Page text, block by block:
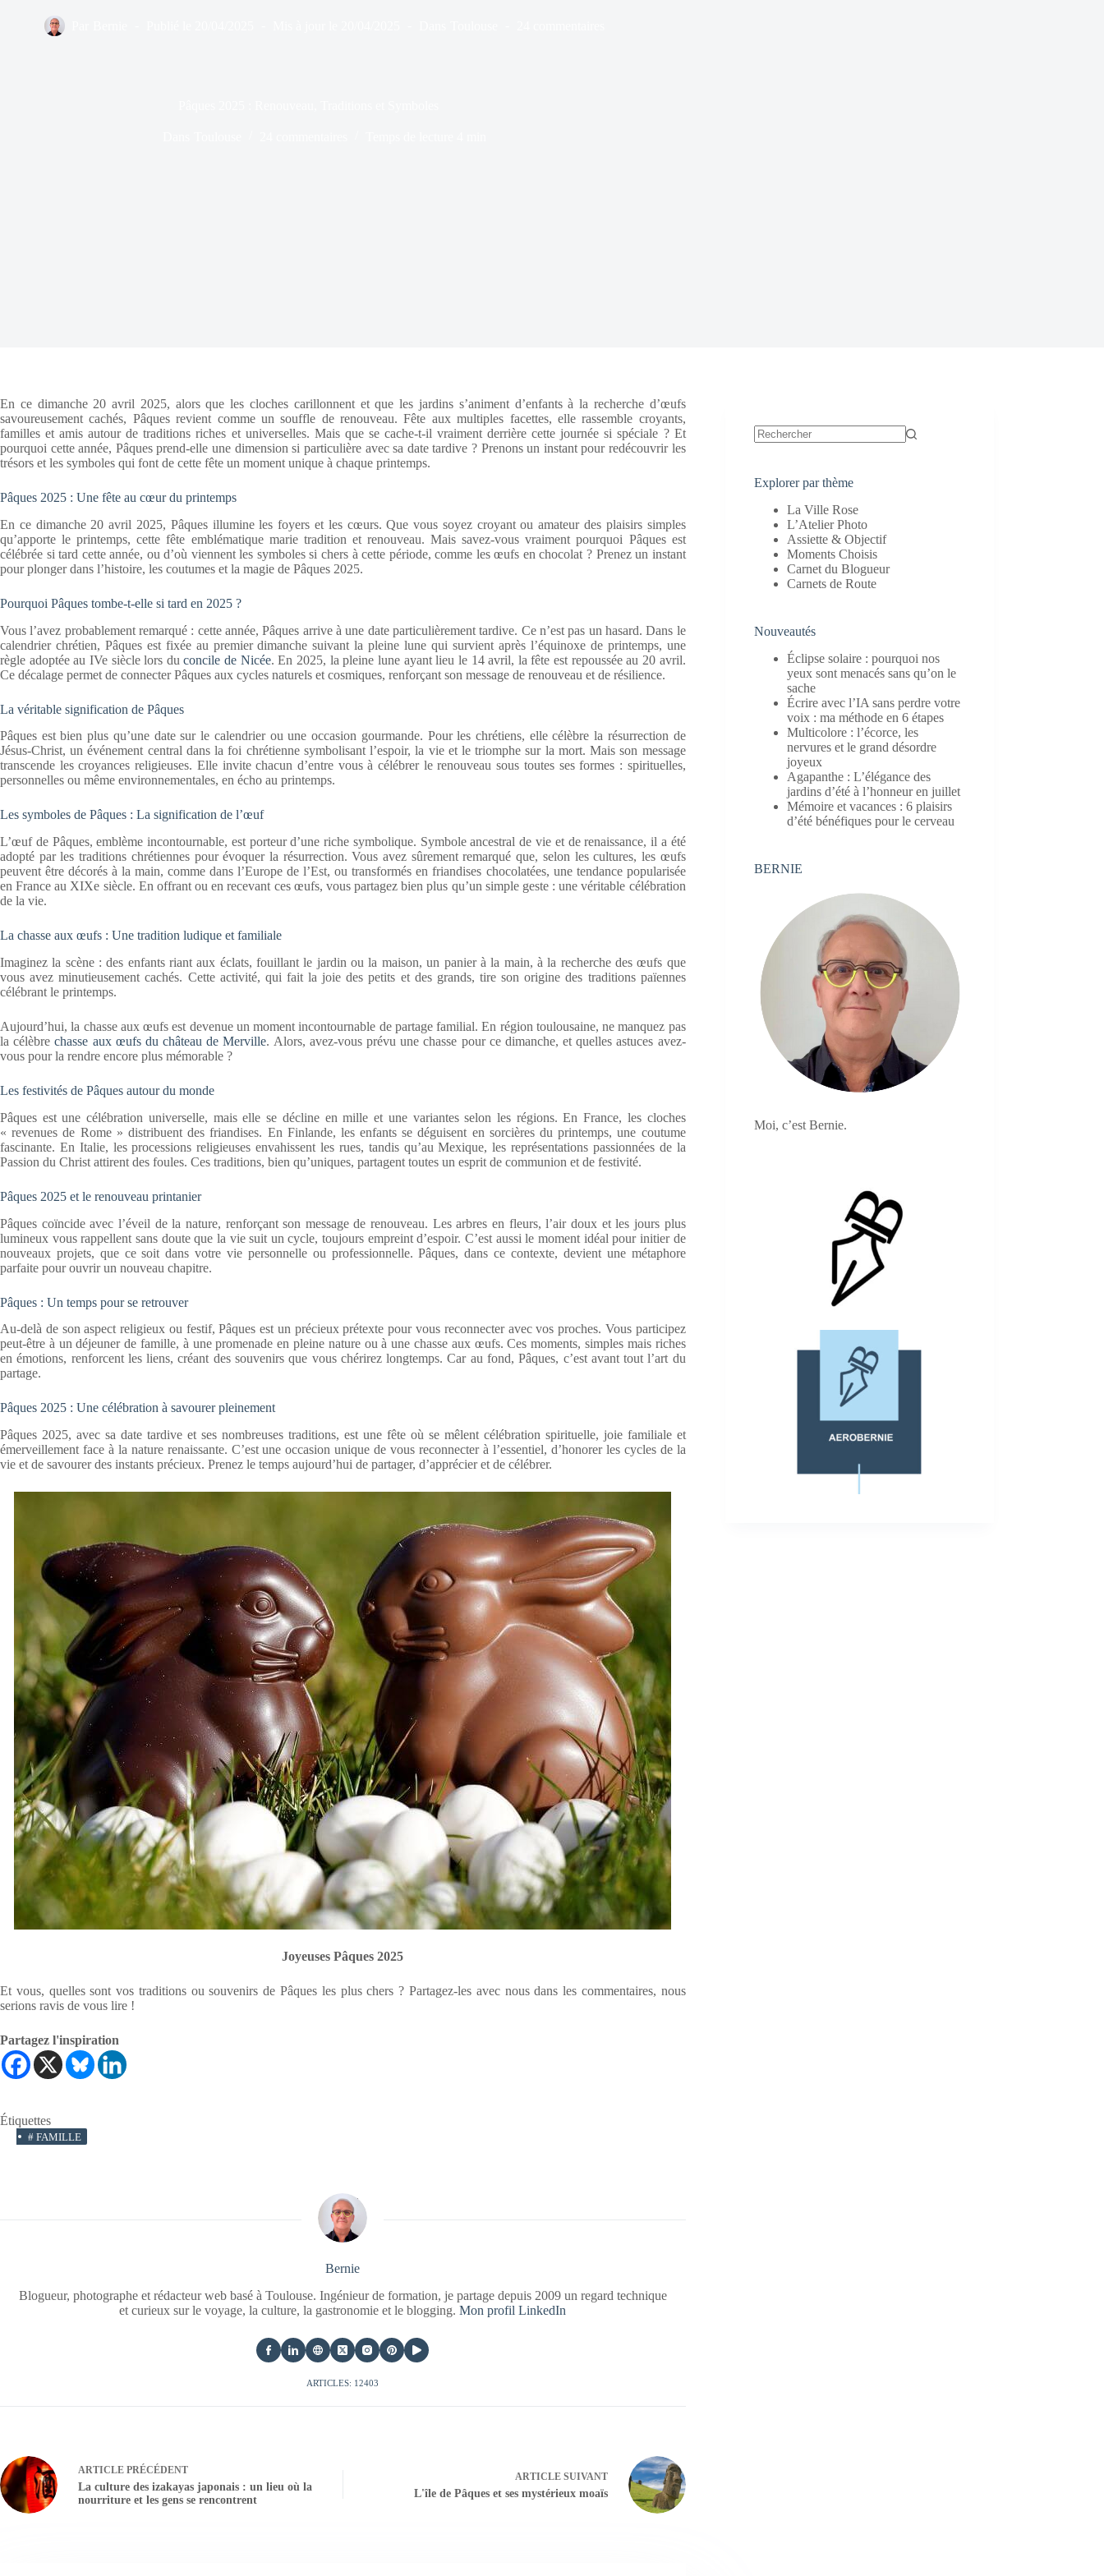
En ce dimanche 20 avril 2025, alors que les cloches carillonnent et que les jardins s’animent d’enfants à la recherche d’œufs
savoureusement cachés, Pâques revient comme un souffle de renouveau. Fête aux multiples facettes, elle rassemble croyants,
familles et amis autour de traditions riches et universelles. Mais que se cache-t-il vraiment derrière cette journée si spéciale ? Et
pourquoi cette année, Pâques prend-elle une dimension si particulière avec sa date tardive ? Prenons un instant pour redécouvrir les
trésors et les symboles qui font de cette fête un moment unique à chaque printemps.
Pâques 2025 : Une fête au cœur du printemps
En ce dimanche 20 avril 2025, Pâques illumine les foyers et les cœurs. Que vous soyez croyant ou amateur des plaisirs simples
qu’apporte le printemps, cette fête emblématique marie tradition et renouveau. Mais savez-vous vraiment pourquoi Pâques est
célébrée si tard cette année, ou d’où viennent les symboles si chers à cette période, comme les œufs en chocolat ? Prenez un instant
pour plonger dans l’histoire, les coutumes et la magie de Pâques 2025.
Pourquoi Pâques tombe-t-elle si tard en 2025 ?
Vous l’avez probablement remarqué : cette année, Pâques arrive à une date particulièrement tardive. Ce n’est pas un hasard. Dans le
calendrier chrétien, Pâques est fixée au premier dimanche suivant la pleine lune qui survient après l’équinoxe de printemps, une
règle adoptée au IVe siècle lors duconcile de Nicée. En 2025, la pleine lune ayant lieu le 14 avril, la fête est repoussée au 20 avril.
Ce décalage permet de connecter Pâques aux cycles naturels et cosmiques, renforçant son message de renouveau et de résilience.
La véritable signification de Pâques
Pâques est bien plus qu’une date sur le calendrier ou une occasion gourmande. Pour les chrétiens, elle célèbre la résurrection de
Jésus-Christ, un événement central dans la foi chrétienne symbolisant l’espoir, la vie et le triomphe sur la mort. Mais son message
transcende les croyances religieuses. Elle invite chacun d’entre vous à célébrer le renouveau sous toutes ses formes : spirituelles,
personnelles ou même environnementales, en écho au printemps.
Les symboles de Pâques : La signification de l’œuf
L’œuf de Pâques, emblème incontournable, est porteur d’une riche symbolique. Symbole ancestral de vie et de renaissance, il a été
adopté par les traditions chrétiennes pour évoquer la résurrection. Vous avez sûrement remarqué que, selon les cultures, les œufs
peuvent être décorés à la main, comme dans l’Europe de l’Est, ou transformés en friandises chocolatées, une tendance popularisée
en France au XIXe siècle. En offrant ou en recevant ces œufs, vous partagez bien plus qu’un simple geste : une véritable célébration
de la vie.
La chasse aux œufs : Une tradition ludique et familiale
Imaginez la scène : des enfants riant aux éclats, fouillant le jardin ou la maison, un panier à la main, à la recherche des œufs que
vous avez minutieusement cachés. Cette activité, qui fait la joie des petits et des grands, tire son origine des traditions païennes
célébrant le printemps.
Aujourd’hui, la chasse aux œufs est devenue un moment incontournable de partage familial. En région toulousaine, ne manquez pas
la célèbrechasse aux œufs du château de Merville. Alors, avez-vous prévu une chasse pour ce dimanche, et quelles astuces avez-
vous pour la rendre encore plus mémorable ?
Les festivités de Pâques autour du monde
Pâques est une célébration universelle, mais elle se décline en mille et une variantes selon les régions. En France, les cloches
« revenues de Rome » distribuent des friandises. En Finlande, les enfants se déguisent en sorcières du printemps, une coutume
fascinante. En Italie, les processions religieuses envahissent les rues, tandis qu’au Mexique, les représentations passionnées de la
Passion du Christ attirent des foules. Ces traditions, bien qu’uniques, partagent toutes un esprit de communion et de festivité.
Pâques 2025 et le renouveau printanier
Pâques coïncide avec l’éveil de la nature, renforçant son message de renouveau. Les arbres en fleurs, l’air doux et les jours plus
lumineux vous rappellent sans doute que la vie suit un cycle, toujours empreint d’espoir. C’est aussi le moment idéal pour initier de
nouveaux projets, que ce soit dans votre vie personnelle ou professionnelle. Pâques, dans ce contexte, devient une métaphore
parfaite pour ouvrir un nouveau chapitre.
Pâques : Un temps pour se retrouver
Au-delà de son aspect religieux ou festif, Pâques est un précieux prétexte pour vous reconnecter avec vos proches. Vous participez
peut-être à un déjeuner de famille, à une promenade en pleine nature ou à une chasse aux œufs. Ces moments, simples mais riches
en émotions, renforcent les liens, créant des souvenirs que vous chérirez longtemps. Car au fond, Pâques, c’est avant tout l’art du
partage.
Pâques 2025 : Une célébration à savourer pleinement
Pâques 2025, avec sa date tardive et ses nombreuses traditions, est une fête où se mêlent célébration spirituelle, joie familiale et
émerveillement face à la nature renaissante. C’est une occasion unique de vous reconnecter à l’essentiel, d’honorer les cycles de la
vie et de savourer des instants précieux. Prenez le temps aujourd’hui de partager, d’apprécier et de célébrer.
Joyeuses Pâques 2025
Et vous, quelles sont vos traditions ou souvenirs de Pâques les plus chers ? Partagez-les avec nous dans les commentaires, nous
serions ravis de vous lire !
Partagez l'inspiration
Étiquettes
# FAMILLE
Bernie
Blogueur, photographe et rédacteur web basé à Toulouse. Ingénieur de formation, je partage depuis 2009 un regard technique
et curieux sur le voyage, la culture, la gastronomie et le blogging.Mon profil LinkedIn
ARTICLES: 12403
ARTICLE PRÉCÉDENT
La culture des izakayas japonais : un lieu où la
nourriture et les gens se rencontrent
ARTICLESUIVANT
L'île de Pâques et ses mystérieux moaïs
Explorer par thème
La Ville Rose
L’Atelier Photo
Assiette & Objectif
Moments Choisis
Carnet du Blogueur
Carnets de Route
Nouveautés
Éclipse solaire : pourquoi nos
yeux sont menacés sans qu’on le
sache
Écrire avec l’IA sans perdre votre
voix : ma méthode en 6 étapes
Multicolore : l’écorce, les
nervures et le grand désordre
joyeux
Agapanthe : L’élégance des
jardins d’été à l’honneur en juillet
Mémoire et vacances : 6 plaisirs
d’été bénéfiques pour le cerveau
BERNIE
Moi, c’est Bernie.